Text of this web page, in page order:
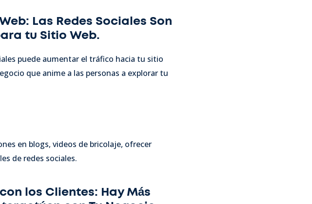
Las Redes Sociales Son
tu Sitio Web.
puede aumentar el tráfico hacia tu sitio
que anime a las personas a explorar tu
en blogs, videos de bricolaje, ofrecer
de redes sociales.
los Clientes: Hay Más